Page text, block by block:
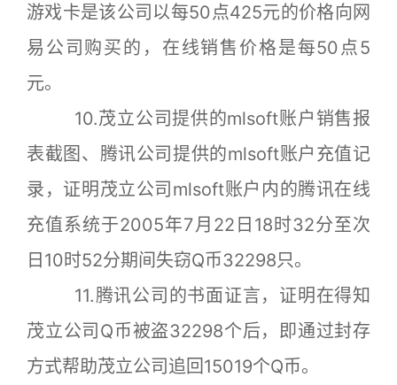
游戏卡是该公司以每50点425元的价格向网
易公司购买的，在线销售价格是每50点5
元。
10.茂立公司提供的mlsoft账户销售报
表截图、腾讯公司提供的mlsoft账户充值记
录，证明茂立公司mlsoft账户内的腾讯在线
充值系统于2005年7月22日18时32分至次
日10时52分期间失窃Q币32298只。
11.腾讯公司的书面证言，证明在得知
茂立公司Q币被盗32298个后，即通过封存
方式帮助茂立公司追回15019个Q币。